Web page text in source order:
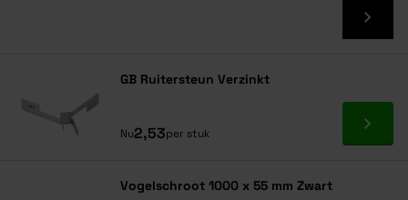
GB Ruitersteun Verzinkt
Nu2,53per stuk Ga
Vogelschroot 1000 x 55 mm Zwart